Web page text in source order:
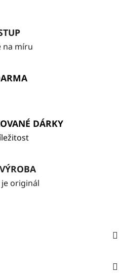
na míru
DÁRKY
originál